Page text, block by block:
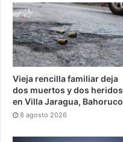
Vieja rencilla familiar deja
dos muertos y dos heridos
en Villa Jaragua, Bahoruco
8 agosto 2026